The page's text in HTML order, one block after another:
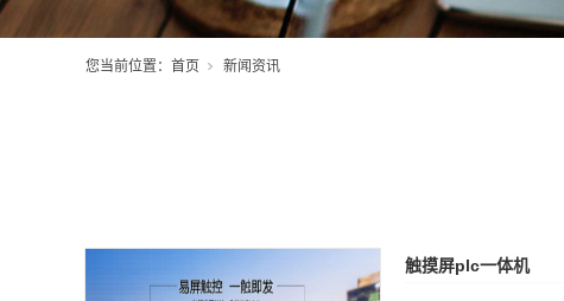
您当前位置： 首页 新闻资讯
触摸屏plc一体机